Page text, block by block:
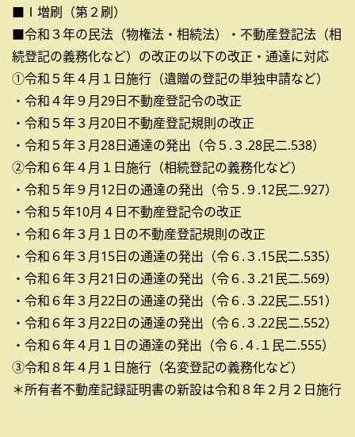
■Ⅰ増刷（第２刷）
■令和３年の民法（物権法・相続法）・不動産登記法（相
続登記の義務化など）の改正の以下の改正・通達に対応
①令和５年４月１日施行（遺贈の登記の単独申請など）
・令和４年９月29日不動産登記令の改正
・令和５年３月20日不動産登記規則の改正
・令和５年３月28日通達の発出（令５.３.28民二.538）
②令和６年４月１日施行（相続登記の義務化など）
・令和５年９月12日の通達の発出（令５.９.12民二.927）
・令和５年10月４日不動産登記令の改正
・令和６年３月１日の不動産登記規則の改正
・令和６年３月15日の通達の発出（令６.３.15民二.535）
・令和６年３月21日の通達の発出（令６.３.21民二.569）
・令和６年３月22日の通達の発出（令６.３.22民二.551）
・令和６年３月22日の通達の発出（令６.３.22民二.552）
・令和６年４月１日の通達の発出（令６.４.１民二.555）
③令和８年４月１日施行（名変登記の義務化など）
＊所有者不動産記録証明書の新設は令和８年２月２日施行